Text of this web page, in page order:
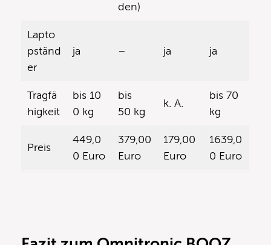
den)
Lapto
pständ
er
ja – ja ja
Tragfä
higkeit
bis 10
0 kg
bis
50 kg
k. A.
bis 70
kg
Preis
449,0
0 Euro
379,00
Euro
179,00
Euro
1639,0
0 Euro